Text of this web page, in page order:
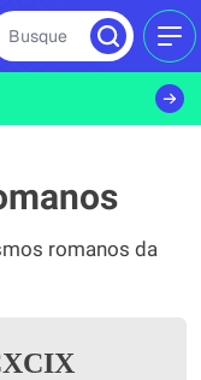
Busque
romanos da